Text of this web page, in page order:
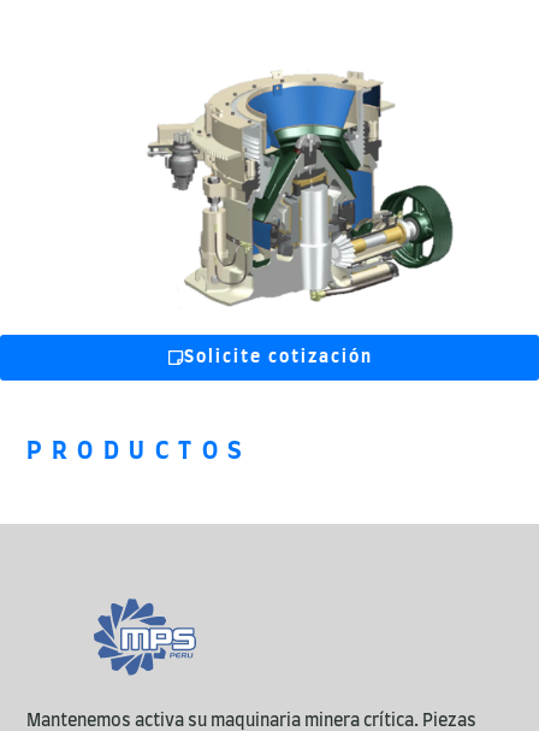
Solicite cotización
PRODUCTOS
Mantenemos activa su maquinaria minera crítica. Piezas